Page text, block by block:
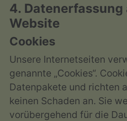
4. Datenerfassung
Website
Cookies
Unsere Internetseiten
genannte „Cookies“.
Datenpakete und richten
keinen Schaden an. Sie
vorübergehend für die